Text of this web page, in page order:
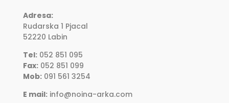
Adresa:
Rudarska 1 Pjacal
52220 Labin
Tel:052 851 095
Fax:052 851 099
Mob:091 561 3254
E mail: info@noina-arka.com